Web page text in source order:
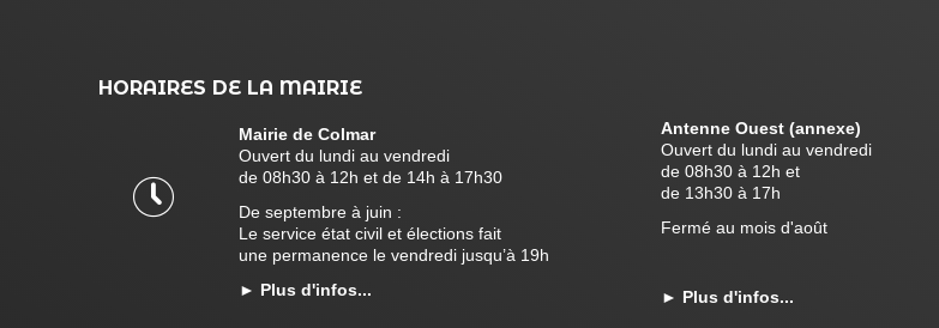
HORAIRES DE LA MAIRIE
Mairie de Colmar
Ouvert du lundi au vendredi
de 08h30 à 12h et de 14h à 17h30
De septembre à juin :
Le service état civil et élections fait
une permanence le vendredi jusqu’à 19h
► Plus d'infos...
Antenne Ouest (annexe)
Ouvert du lundi au vendredi
de 08h30 à 12h et
de 13h30 à 17h
Fermé au mois d'août
► Plus d'infos...